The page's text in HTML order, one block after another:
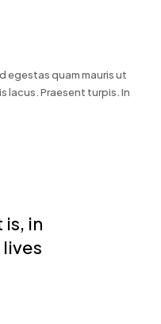
egestas quam mauris ut
lacus. Praesent turpis. In
in